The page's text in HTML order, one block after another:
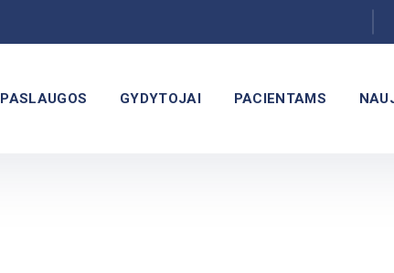
PASLAUGOS GYDYTOJAI PACIENTAMS